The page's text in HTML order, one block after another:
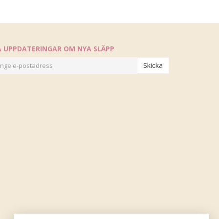
UPPDATERINGAR OM NYA SLÄPP
Skicka